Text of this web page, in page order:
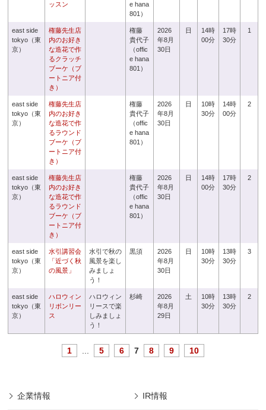
ッスン
e hana
801）
east side
tokyo（東
京）
権藤先生店
内のお好き
な造花で作
るクラッチ
ブーケ（ブ
ートニア付
き）
権藤
貴代子
（offic
e hana
801）
2026
年8月
30日
日
14時
00分
17時
30分
1
east side
tokyo（東
京）
権藤先生店
内のお好き
な造花で作
るラウンド
ブーケ（ブ
ートニア付
き）
権藤
貴代子
（offic
e hana
801）
2026
年8月
30日
日
10時
30分
14時
00分
2
east side
tokyo（東
京）
権藤先生店
内のお好き
な造花で作
るラウンド
ブーケ（ブ
ートニア付
き）
権藤
貴代子
（offic
e hana
801）
2026
年8月
30日
日
14時
00分
17時
30分
2
east side
tokyo（東
京）
水引講習会
「近づく秋
の風景」
水引で秋の
風景を楽し
みましょ
う！
黒須
2026
年8月
30日
日
10時
30分
13時
30分
3
east side
tokyo（東
京）
ハロウィン
リボンリー
ス
ハロウィン
リースで楽
しみましょ
う！
杉崎
2026
年8月
29日
土
10時
30分
13時
30分
2
1 5 6 7 8 9 10
企業情報 IR情報